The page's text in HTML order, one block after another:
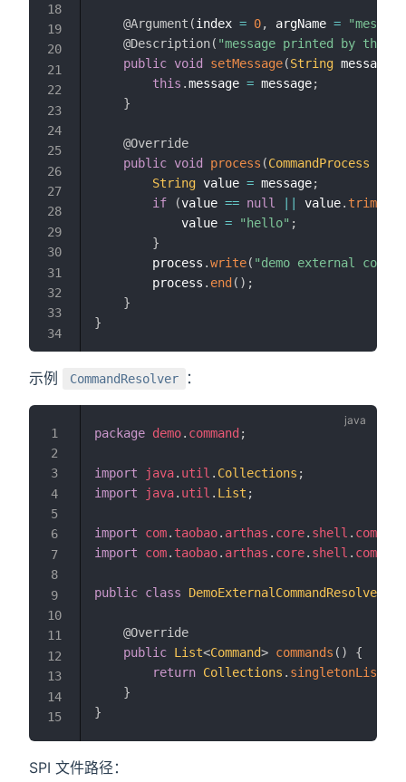
@Argument (index = 0, argName =
@Description( "message printed by the
public void setMessage(String message
this .message = message;
}
@Override
public void process (CommandProcess
String value = message;
if
(value == null value. trim
            value
= "hello" ;
}
        process
.write( "demo external
        process
. end ( ) ;
}
}
示例 CommandResolver ：
package demo. command ;
import java. util . Collections ;
import
java. util . List ;
import com. taobao. arthas . core. shell . command
import
com. taobao. arthas . core. shell . command
public class DemoExternalCommandResolver
@Override
public List<Command> commands ( )
{
return Collections . singletonList
}
}
SPI 文件路径：